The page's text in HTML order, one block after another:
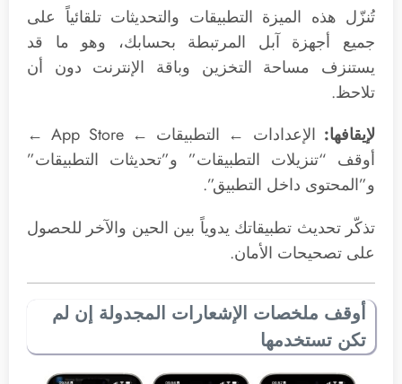
تُنزّل هذه الميزة التطبيقات والتحديثات تلقائياً على
جميع أجهزة آبل المرتبطة بحسابك، وهو ما قد
يستنزف مساحة التخزين وباقة الإنترنت دون أن
تلاحظ.
لإيقافها:
الإعدادات ← التطبيقات ← App Store ←
أوقف “تنزيلات التطبيقات” و”تحديثات التطبيقات”
و”المحتوى داخل التطبيق”.
تذكّر تحديث تطبيقاتك يدوياً بين الحين والآخر للحصول
على تصحيحات الأمان.
أوقف ملخصات الإشعارات المجدولة إن لم
تكن تستخدمها